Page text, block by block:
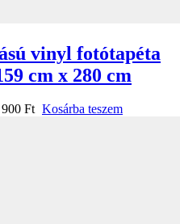
vinyl fotótapéta
cm x 280 cm
Ft Kosárba teszem